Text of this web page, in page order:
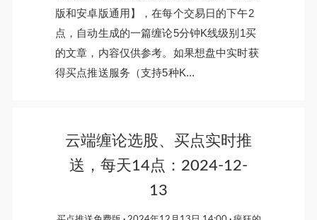
版和安卓版通用】，在每个交易日的下午2
点，自动生成的一篇缠论5分钟K线级别1买
的文章，内容仅供参考。如果想盘中实时获
得买点推送服务（支持5种K...
云端缠论选股、买点实时推
送，每天14点：2024-12-
13